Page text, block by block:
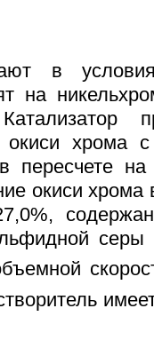
в
на
хрома
пересчете
окиси хрома